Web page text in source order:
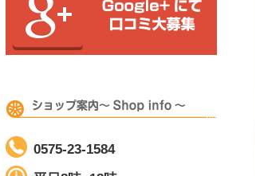
0575-23-1584